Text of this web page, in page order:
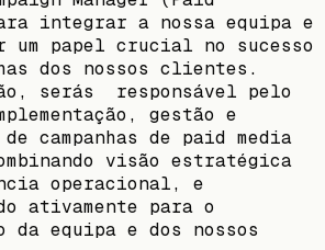
integrar a nossa equipa e
um papel crucial no sucesso
dos nossos clientes.
serás responsável pelo
gestão e
campanhas de paid media
visão estratégica
operacional, e
ativamente para o
da equipa e dos nossos